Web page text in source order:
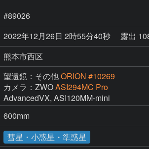
#89026
2022年12月26日 2時55分40秒
露出
熊本市西区
望遠鏡：その他ORION #10269
カメラ：ZWOASI294MC Pro
AdvancedVX, ASI120MM-mini
600mm
彗星・小惑星・準惑星